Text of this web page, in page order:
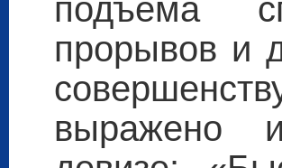
подъёма
прорывов и
выражено